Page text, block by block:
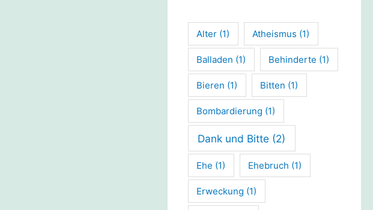
Alter (1) Atheismus (1)
Balladen (1) Behinderte (1)
Bieren (1) Bitten (1)
Bombardierung (1)
Dank und Bitte (2)
Ehe (1) Ehebruch (1)
Erweckung (1)